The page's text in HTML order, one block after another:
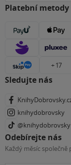
Platební metody
+ 17
Sledujte nás
knihydobrovsky
@knihydobrovsky
Odebírejte nás
Každý měsíc